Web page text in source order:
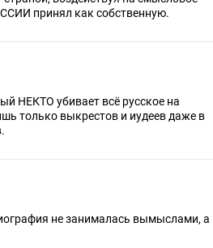
кою, НАРОД РОССИИ принял как собственную.
убивает всё русское на